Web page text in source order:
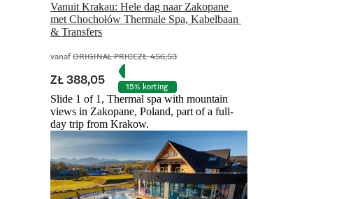
Vanuit Krakau: Hele dag naar Zakopane
met Chochołów Thermale Spa, Kabelbaan
& Transfers
vanafORIGINAL PRICEZŁ 456,53
ZŁ 388,05 15% korting
Slide 1 of 1, Thermal spa with mountain
views in Zakopane, Poland, part of a full-
day trip from Krakow.